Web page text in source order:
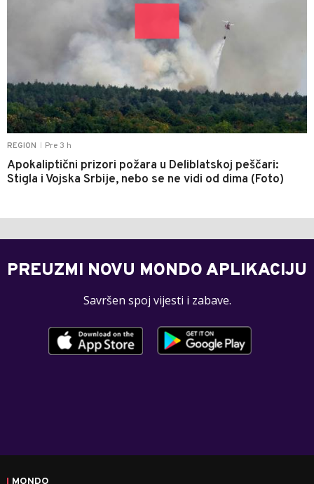
REGION Pre 3 h
Apokaliptični prizori požara u Deliblatskoj peščari:
Stigla i Vojska Srbije, nebo se ne vidi od dima (Foto)
PREUZMI NOVU MONDO APLIKACIJU
Savršen spoj vijesti i zabave.